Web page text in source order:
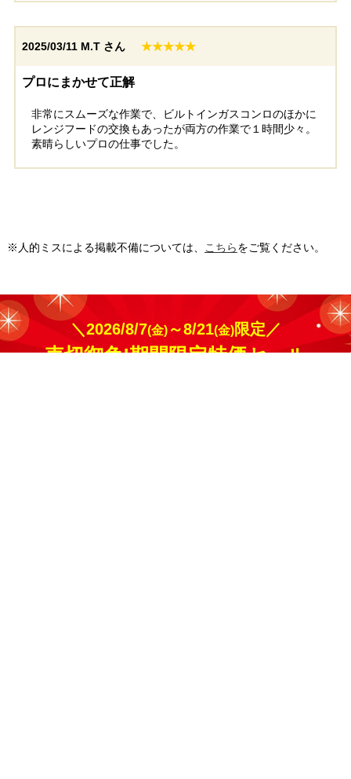
2025/03/11 M.T さん ★★★★★
プロにまかせて正解
非常にスムーズな作業で、ビルトインガスコンロのほかに
レンジフードの交換もあったが両方の作業で１時間少々。
素晴らしいプロの仕事でした。
※人的ミスによる掲載不備については、 こちらをご覧ください。
＼2026/8/7(金)～8/21(金)限定／
売切御免!期間限定特価セール